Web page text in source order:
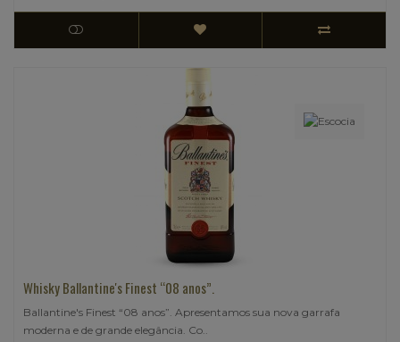
Whisky Ballantine's Finest “08 anos”.
Ballantine's Finest “08 anos”. Apresentamos sua nova garrafa
moderna e de grande elegância. Co..